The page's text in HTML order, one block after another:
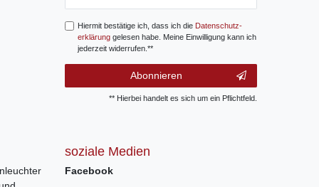
Hiermit bestätige ich, dass ich die Daten­schutz­
erklärunggelesen habe. Meine Einwilligung kann ich
jederzeit widerrufen.**
Abonnieren
** Hierbei handelt es sich um ein Pflichtfeld.
soziale Medien
Facebook